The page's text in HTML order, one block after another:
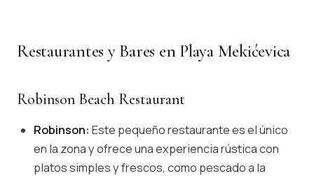
Restaurantes y Bares en Playa Mekićevica
Robinson Beach Restaurant
Robinson: Este pequeño restaurante es el único
en la zona y ofrece una experiencia rústica con
platos simples y frescos, como pescado a la